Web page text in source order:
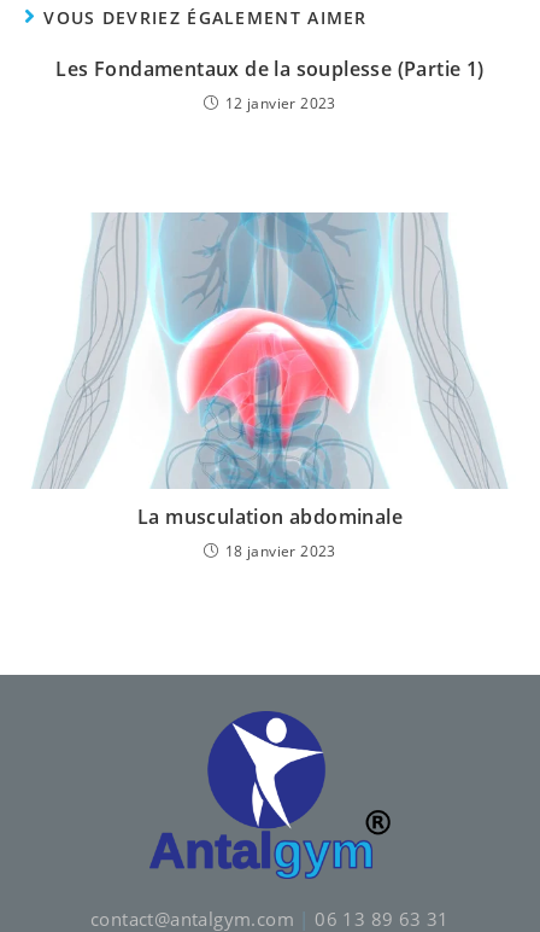
VOUS DEVRIEZ ÉGALEMENT AIMER
Les Fondamentaux de la souplesse (Partie 1)
12 janvier 2023
La musculation abdominale
18 janvier 2023
contact@antalgym.com 06 13 89 63 31